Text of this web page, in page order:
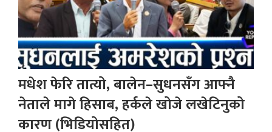
मधेश फेरि तात्यो, बालेन–सुधनसँग आफ्नै
नेताले मागे हिसाब, हर्कले खोजे लखेटिनुको
कारण (भिडियोसहित)